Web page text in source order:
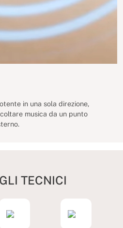
in una sola direzione,
musica da un punto
TECNICI